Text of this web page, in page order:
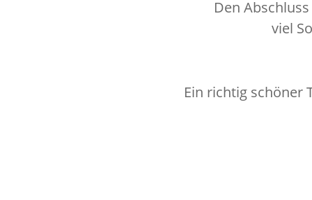
Den
viel
Ein richtig schöner